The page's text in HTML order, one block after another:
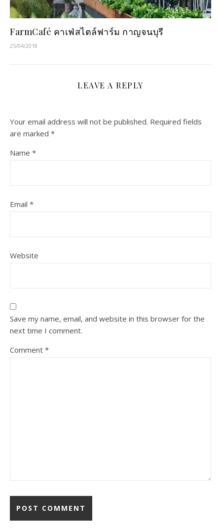
FarmCafé คาเฟ่สไตล์ฟาร์ม กาญจนบุรี
25/04/2018
LEAVE A REPLY
Your email address will not be published. Required fields
are marked *
Name *
Email *
Website
Save my name, email, and website in this browser for the
next time I comment.
Comment *